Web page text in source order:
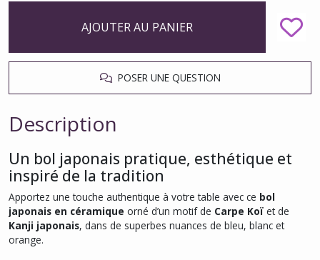
AJOUTER AU PANIER
POSER UNE QUESTION
Description
Un bol japonais pratique, esthétique et
inspiré de la tradition
Apportez une touche authentique à votre table avec ce bol
japonais en céramique orné d’un motif de Carpe Koï et de
Kanji japonais, dans de superbes nuances de bleu, blanc et
orange.